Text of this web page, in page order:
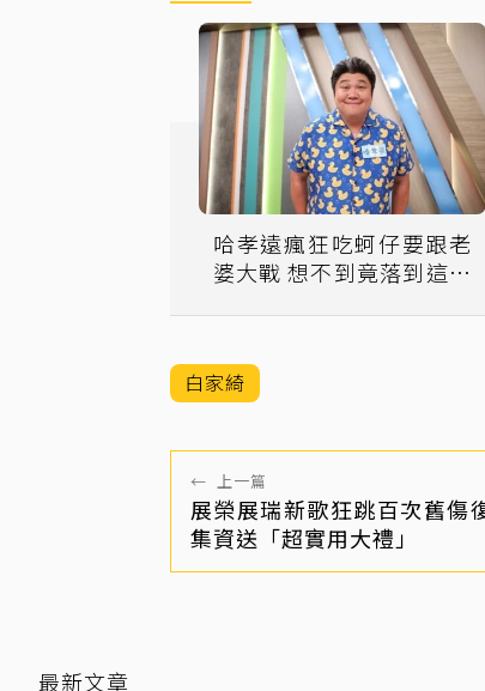
哈孝遠瘋狂吃蚵仔要跟老
婆大戰 想不到竟落到這下
白家綺
← 上一篇
展榮展瑞新歌狂跳百次舊傷
集資送「超實用大禮」
最新文章